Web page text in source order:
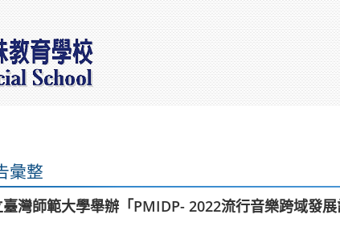
彙整
灣師範大學舉辦「PMIDP- 2022流行音樂跨域發